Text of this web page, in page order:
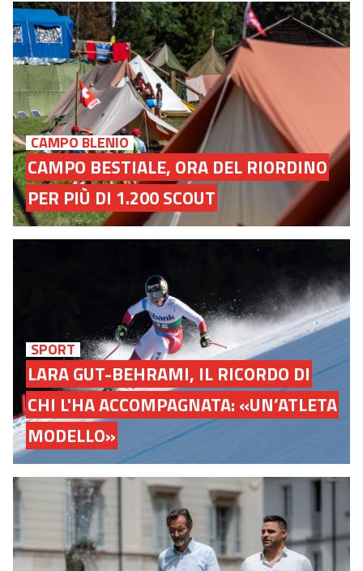
CAMPO BLENIO
CAMPO BESTIALE, ORA DEL RIORDINO
PER PIÙ DI 1.200 SCOUT
SPORT
LARA GUT-BEHRAMI, IL RICORDO DI
CHI L'HA ACCOMPAGNATA: «UN’ATLETA
MODELLO»